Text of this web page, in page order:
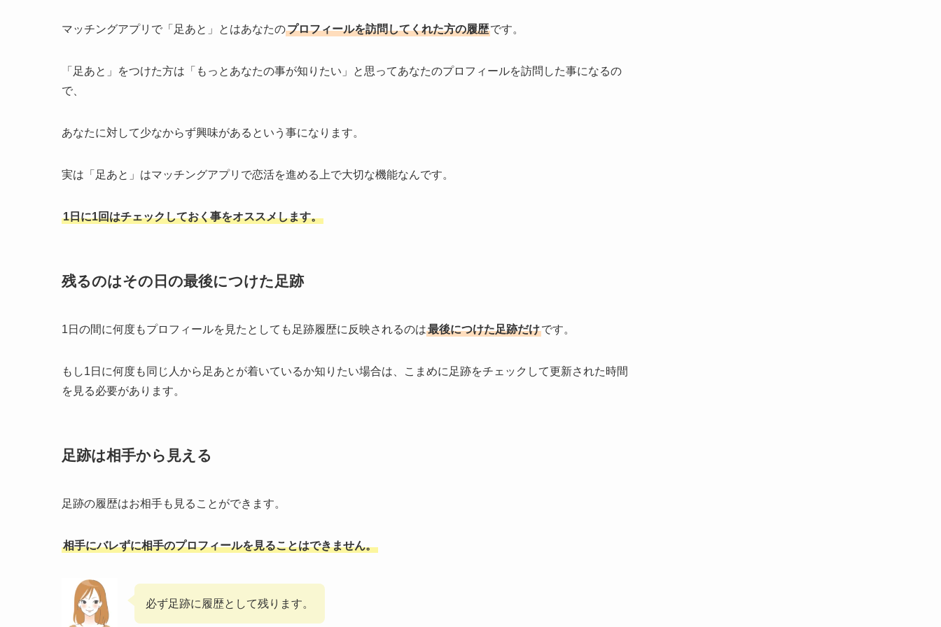
マッチングアプリで「足あと」とはあなたのプロフィールを訪問してくれた方の履歴です。
「足あと」をつけた方は「もっとあなたの事が知りたい」と思ってあなたのプロフィールを訪問した事になるの
で、
あなたに対して少なからず興味がある という事になります。
実は「足あと」はマッチングアプリで恋活を進める上で大切な機能なんです。
1日に1回はチェックしておく事をオススメします。
残るのはその日の最後につけた足跡
1日の間に何度もプロフィールを見たとしても足跡履歴に反映されるのは最後につけた足跡だけです。
もし1日に何度も同じ人から足あとが着いているか知りたい場合は、こまめに足跡をチェックして更新された時間
を見る必要があります。
足跡は相手から見える
足跡の履歴はお相手も見ることができます。
相手にバレずに相手のプロフィールを見ることはできません。
必ず足跡に履歴として残ります。